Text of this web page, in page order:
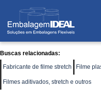
Buscas relacionadas:
Fabricante de filme stretch
Filme
Filmes aditivados, stretch e outros